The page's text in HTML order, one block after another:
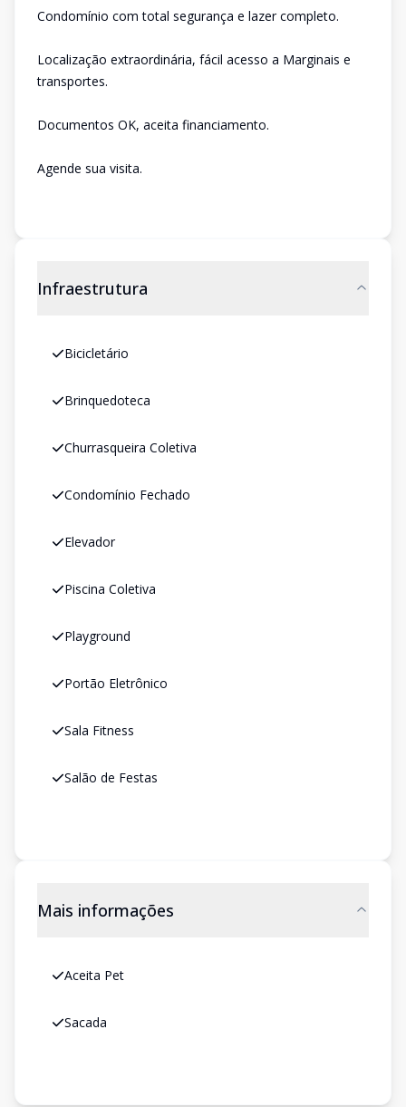
Condomínio com total segurança e lazer completo.
Localização extraordinária, fácil acesso a Marginais e
transportes.
Documentos OK, aceita financiamento.
Agende sua visita.
Infraestrutura
Bicicletário
Brinquedoteca
Churrasqueira Coletiva
Condomínio Fechado
Elevador
Piscina Coletiva
Playground
Portão Eletrônico
Sala Fitness
Salão de Festas
Mais informações
Aceita Pet
Sacada